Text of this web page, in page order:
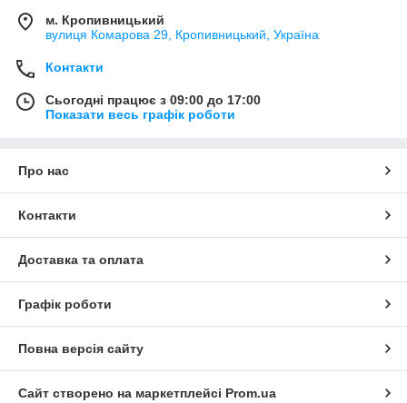
м. Кропивницький
вулиця Комарова 29, Кропивницький, Україна
Контакти
Сьогодні працює з 09:00 до 17:00
Показати весь графік роботи
Про нас
Контакти
Доставка та оплата
Графік роботи
Повна версія сайту
Сайт створено на маркетплейсі Prom.ua